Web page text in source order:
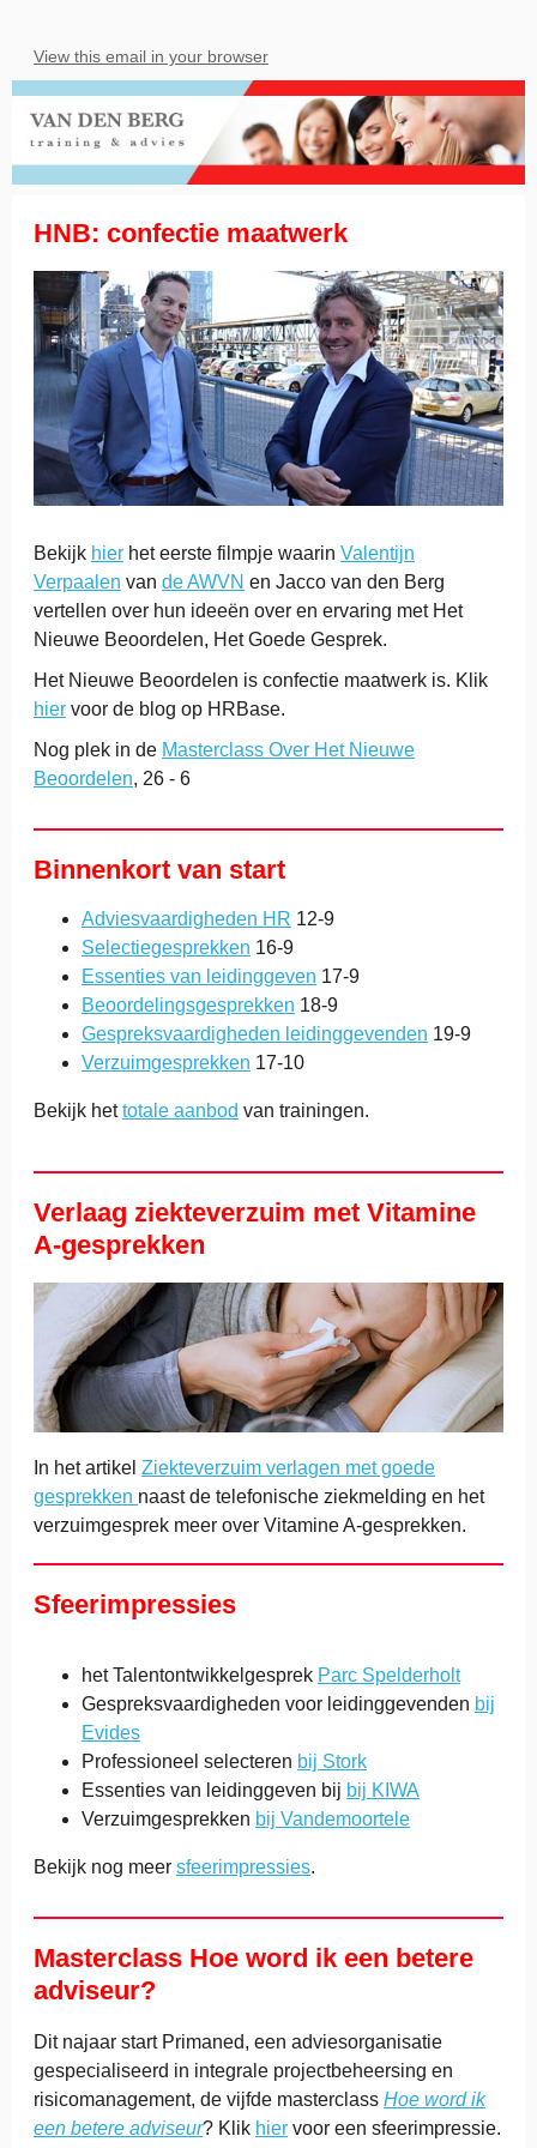
View this email in your browser
HNB: confectie maatwerk
Bekijk hier het eerste filmpje waarin Valentijn
Verpaalen van de AWVN en Jacco van den Berg
vertellen over hun ideeën over en ervaring met Het
Nieuwe Beoordelen, Het Goede Gesprek.
Het Nieuwe Beoordelen is confectie maatwerk is. Klik
hier voor de blog op HRBase.
Nog plek in de Masterclass Over Het Nieuwe
Beoordelen, 26 - 6
Binnenkort van start
Adviesvaardigheden HR 12-9
Selectiegesprekken 16-9
Essenties van leidinggeven 17-9
Beoordelingsgesprekken 18-9
Gespreksvaardigheden leidinggevenden 19-9
Verzuimgesprekken 17-10
Bekijk hettotale aanbod van trainingen.
Verlaag ziekteverzuim met Vitamine
A-gesprekken
In het artikel Ziekteverzuim verlagen met goede
gesprekken naast de telefonische ziekmelding en het
verzuimgesprek meer over Vitamine A-gesprekken.
Sfeerimpressies
het Talentontwikkelgesprek Parc Spelderholt
Gespreksvaardigheden voor leidinggevenden bij
Evides
Professioneel selecteren bij Stork
Essenties van leidinggeven bij bij KIWA
Verzuimgesprekken bij Vandemoortele
Bekijk nog meer sfeerimpressies.
Masterclass Hoe word ik een betere
adviseur?
Dit najaar start Primaned, een adviesorganisatie
gespecialiseerd in integrale projectbeheersing en
risicomanagement, de vijfde masterclass Hoe word ik
een betere adviseur? Klik hier voor een sfeerimpressie.